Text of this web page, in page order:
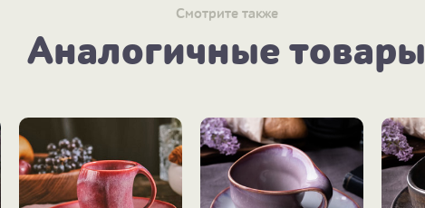
Смотрите также
Аналогичные товары